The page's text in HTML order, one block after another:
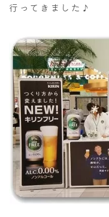
行ってきました♪